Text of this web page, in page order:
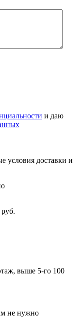
и даю
условия доставки и
выше 5-го 100
не нужно